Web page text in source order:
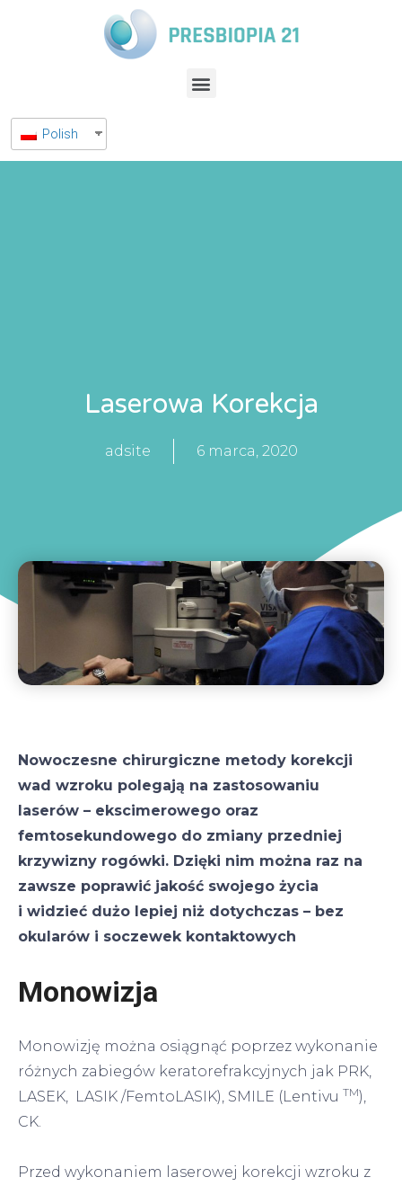
Polish
Laserowa Korekcja
adsite 6 marca, 2020
Nowoczesne chirurgiczne metody korekcji
wad wzroku polegają na zastosowaniu
laserów – ekscimerowego oraz
femtosekundowego do zmiany przedniej
krzywizny rogówki. Dzięki nim można raz na
zawsze poprawić jakość swojego życia
i widzieć dużo lepiej niż dotychczas – bez
okularów i soczewek kontaktowych
Monowizja
Monowizję można osiągnąć poprzez wykonanie
różnych zabiegów keratorefrakcyjnych jak PRK,
LASEK, LASIK /FemtoLASIK), SMILE (Lentivu TM),
CK.
Przed wykonaniem laserowej korekcji wzroku z